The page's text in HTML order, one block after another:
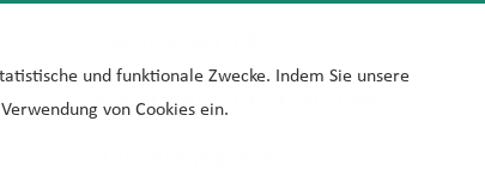
Erklärung Barrierefreiheit
und funktionale Zwecke. Indem Sie unsere
von Cookies ein.